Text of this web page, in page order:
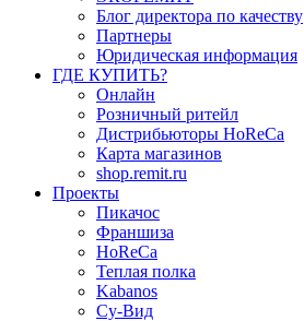
Блог директора по качеству
Партнеры
Юридическая информация
ГДЕ КУПИТЬ?
Онлайн
Розничный ритейл
Дистрибьюторы HoReCa
Карта магазинов
shop.remit.ru
Проекты
Пикачос
Франшиза
HoReCa
Теплая полка
Kabanos
Су-Вид